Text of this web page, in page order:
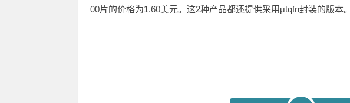
00片的价格为1.60美元。这2种产品都还提供采用μtqfn封装的版本。